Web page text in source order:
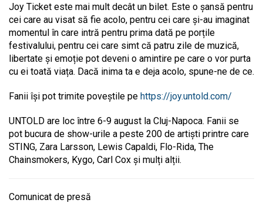
Joy Ticket este mai mult decât un bilet. Este o șansă pentru
cei care au visat să fie acolo, pentru cei care și-au imaginat
momentul în care intră pentru prima dată pe porțile
festivalului, pentru cei care simt că patru zile de muzică,
libertate și emoție pot deveni o amintire pe care o vor purta
cu ei toată viața. Dacă inima ta e deja acolo, spune-ne de ce.
Fanii își pot trimite poveștile pe https://joy.untold.com/
UNTOLD are loc între 6-9 august la Cluj-Napoca. Fanii se
pot bucura de show-urile a peste 200 de artiști printre care
STING, Zara Larsson, Lewis Capaldi, Flo-Rida, The
Chainsmokers, Kygo, Carl Cox și mulți alții.
Comunicat de presă